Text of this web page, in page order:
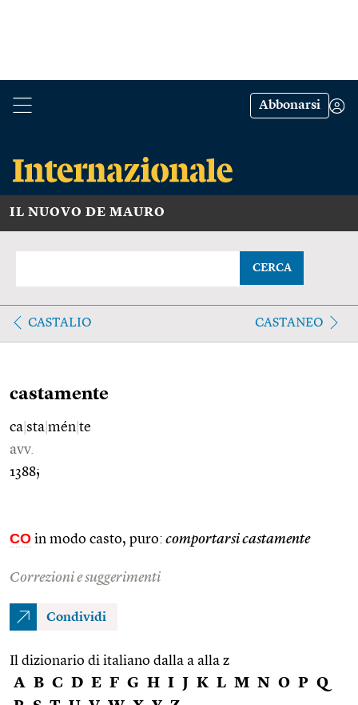
Abbonarsi
IL NUOVO DE MAURO
CERCA
CASTALIO CASTANEO
castamente
ca sta mén te
avv.
1388;
CO in modo casto, puro: comportarsi castamente
Correzioni e suggerimenti
Condividi
Il dizionario di italiano dalla a alla z
A B C D E F G H I J K L M N O P Q